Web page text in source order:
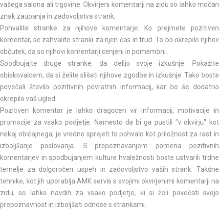
vašega salona ali trgovine. Okvirjeni komentarji na zidu so lahko močan
znak zaupanja in zadovoljstva strank.
Pohvalite stranke za njihove komentarje: Ko prejmete pozitiven
komentar, se zahvalite stranki za njen čas in trud. To bo okrepilo njihov
občutek, da so njihovi komentarji cenjeni in pomembni.
Spodbujajte druge stranke, da delijo svoje izkušnje: Pokažite
obiskovalcem, da si želite slišati njihove zgodbe in izkušnje. Tako boste
povečali število pozitivnih povratnih informacij, kar bo še dodatno
okrepilo vaš ugled.
Pozitiven komentar je lahko dragocen vir informacij, motivacije in
promocije za vsako podjetje. Namesto da bi ga pustili "v okvirju" kot
nekaj običajnega, je vredno sprejeti to pohvalo kot priložnost za rast in
izboljšanje poslovanja. S prepoznavanjem pomena pozitivnih
komentarjev in spodbujanjem kulture hvaležnosti boste ustvarili trdne
temelje za dolgoročen uspeh in zadovoljstvo vaših strank. Takšne
tehnike, kot jih uporablja AMK servis s svojimi okvirjenimi komentarji na
zidu, so lahko navdih za vsako podjetje, ki si želi povečati svojo
prepoznavnost in izboljšati odnose s strankami.